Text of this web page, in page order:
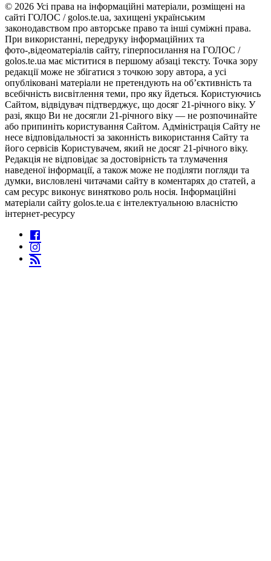
© 2026 Усі права на інформаційні матеріали, розміщені на
сайті ГОЛОС / golos.te.ua, захищені українським
законодавством про авторське право та інші суміжні права.
При використанні, передруку інформаційних та
фото-,відеоматеріалів сайту, гіперпосилання на ГОЛОС /
golos.te.ua має міститися в першому абзаці тексту. Точка зору
редакції може не збігатися з точкою зору автора, а усі
опубліковані матеріали не претендують на об’єктивність та
всебічність висвітлення теми, про яку йдеться. Користуючись
Сайтом, відвідувач підтверджує, що досяг 21-річного віку. У
разі, якщо Ви не досягли 21-річного віку — не розпочинайте
або припиніть користування Сайтом. Адміністрація Сайту не
несе відповідальності за законність використання Сайту та
його сервісів Користувачем, який не досяг 21-річного віку.
Редакція не відповідає за достовірність та тлумачення
наведеної інформації, а також може не поділяти погляди та
думки, висловлені читачами сайту в коментарях до статей, а
сам ресурс виконує винятково роль носія. Інформаційні
матеріали сайту golos.te.ua є інтелектуальною власністю
інтернет-ресурсу